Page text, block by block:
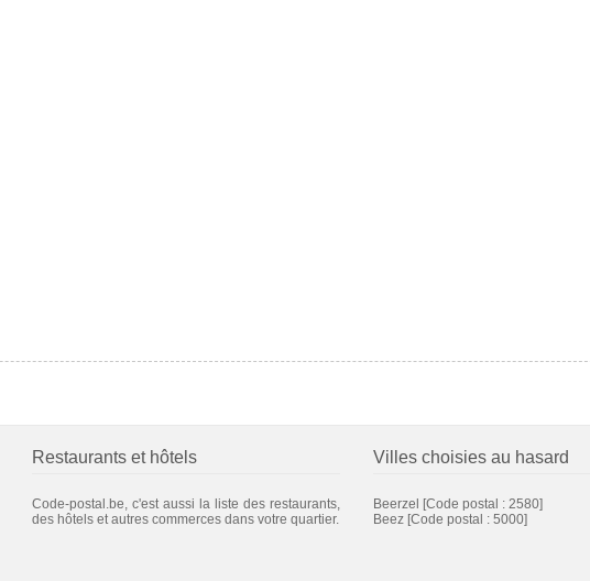
Restaurants et hôtels
Code-postal.be, c'est aussi la liste des restaurants,
des hôtels et autres commerces dans votre quartier.
Villes choisies au hasard
Beerzel [Code postal : 2580]
Beez [Code postal : 5000]